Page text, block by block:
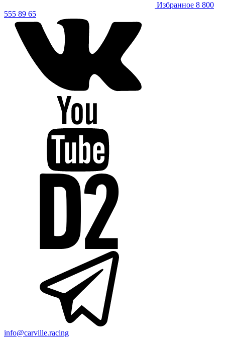
Избранное 8 800
555 89 65
info@carville.racing